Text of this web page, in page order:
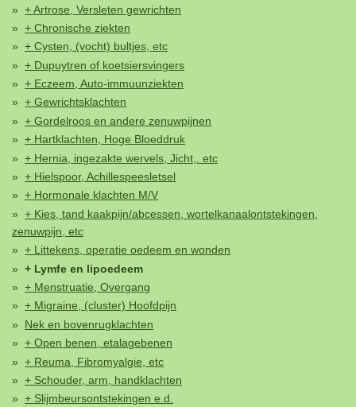
+ Artrose, Versleten gewrichten
+ Chronische ziekten
+ Cysten, (vocht) bultjes, etc
+ Dupuytren of koetsiersvingers
+ Eczeem, Auto-immuunziekten
+ Gewrichtsklachten
+ Gordelroos en andere zenuwpijnen
+ Hartklachten, Hoge Bloeddruk
+ Hernia, ingezakte wervels, Jicht,. etc
+ Hielspoor, Achillespeesletsel
+ Hormonale klachten M/V
+ Kies, tand kaakpijn/abcessen, wortelkanaalontstekingen,
zenuwpijn, etc
+ Littekens, operatie oedeem en wonden
+ Lymfe en lipoedeem
+ Menstruatie, Overgang
+ Migraine, (cluster) Hoofdpijn
Nek en bovenrugklachten
+ Open benen, etalagebenen
+ Reuma, Fibromyalgie, etc
+ Schouder, arm, handklachten
+ Slijmbeursontstekingen e.d.